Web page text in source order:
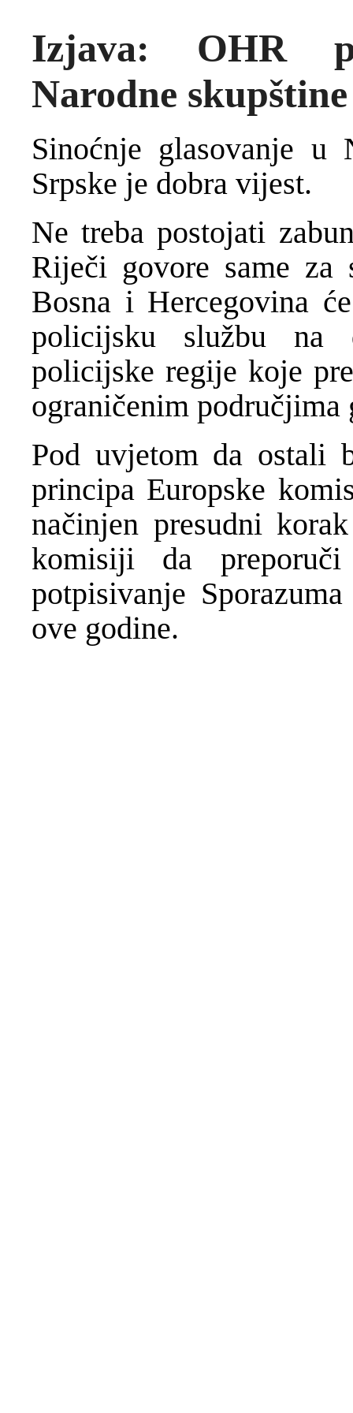
Izjava: OHR
Narodne
Sinoćnje glasovanje u
Srpske je dobra vijest.
Ne treba postojati
Riječi govore same za
Bosna i Hercegovina
policijsku službu na
policijske regije koje
ograničenim
Pod uvjetom da ostali
principa Europske
načinjen presudni
komisiji da preporuči
potpisivanje
ove godine.